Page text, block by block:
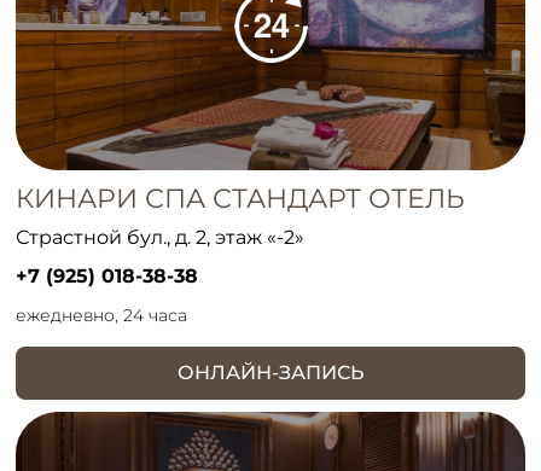
КИНАРИ СПА СТАНДАРТ ОТЕЛЬ
Страстной бул., д. 2, этаж «-2»
+7 (925) 018-38-38
ежедневно, 24 часа
ОНЛАЙН-ЗАПИСЬ